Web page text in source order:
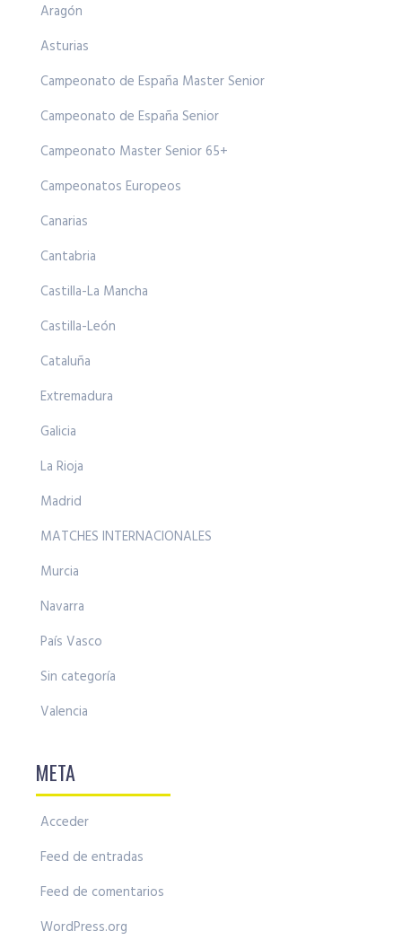
Aragón
Asturias
Campeonato de España Master Senior
Campeonato de España Senior
Campeonato Master Senior 65+
Campeonatos Europeos
Canarias
Cantabria
Castilla-La Mancha
Castilla-León
Cataluña
Extremadura
Galicia
La Rioja
Madrid
MATCHES INTERNACIONALES
Murcia
Navarra
País Vasco
Sin categoría
Valencia
META
Acceder
Feed de entradas
Feed de comentarios
WordPress.org